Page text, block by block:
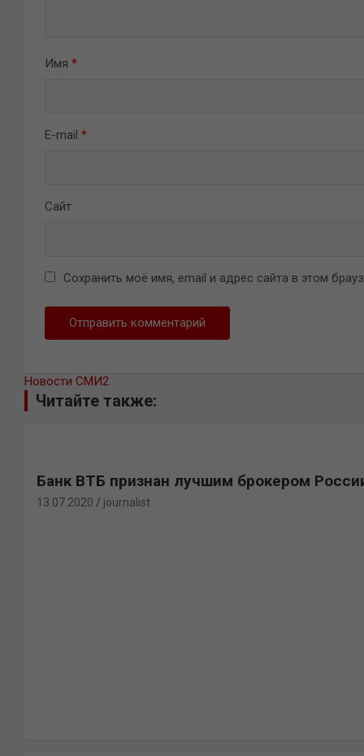
Имя *
E-mail *
Сайт
Сохранить моё имя, email и адрес сайта в этом
Новости СМИ2
Читайте также:
Банк ВТБ признан лучшим брокером
13.07.2020 journalist